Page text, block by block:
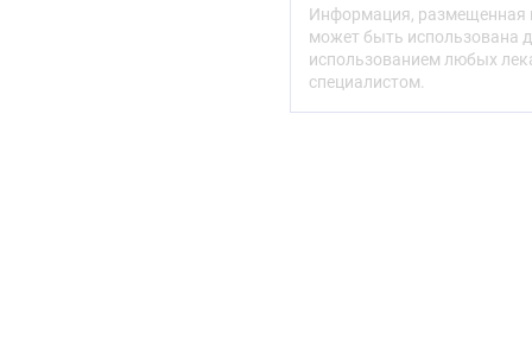
Дозировка 200 мг:
содержимое капсул —
Информация, размещенная
может быть использована
использованием любых
специалистом.